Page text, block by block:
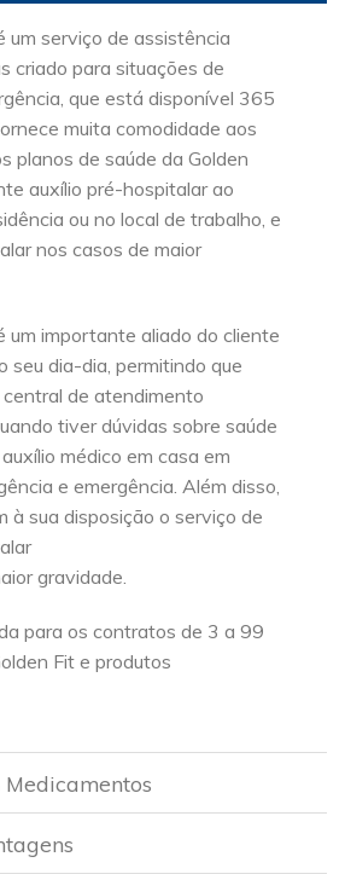
um serviço de assistência
criado para situações de
que está disponível 365
muita comodidade aos
planos de saúde da Golden
auxílio pré-hospitalar ao
ou no local de trabalho, e
nos casos de maior
um importante aliado do cliente
seu dia-dia, permitindo que
de atendimento
tiver dúvidas sobre saúde
médico em casa em
e emergência. Além disso,
à sua disposição o serviço de
gravidade.
para os contratos de 3 a 99
Fit e produtos
Medicamentos